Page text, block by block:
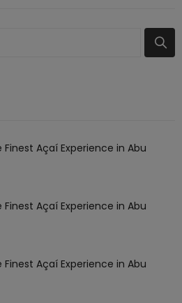
Açaí Experience in Abu
Açaí Experience in Abu
Açaí Experience in Abu